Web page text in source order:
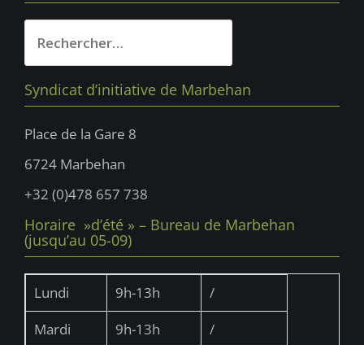
Syndicat d’initiative de Marbehan
Place de la Gare 8
6724 Marbehan
+32 (0)478 657 738
Horaire »d’été » – Bureau de Marbehan
(jusqu’au 05-09)
Lundi 9h-13h
/
Mardi
9h-13h
/